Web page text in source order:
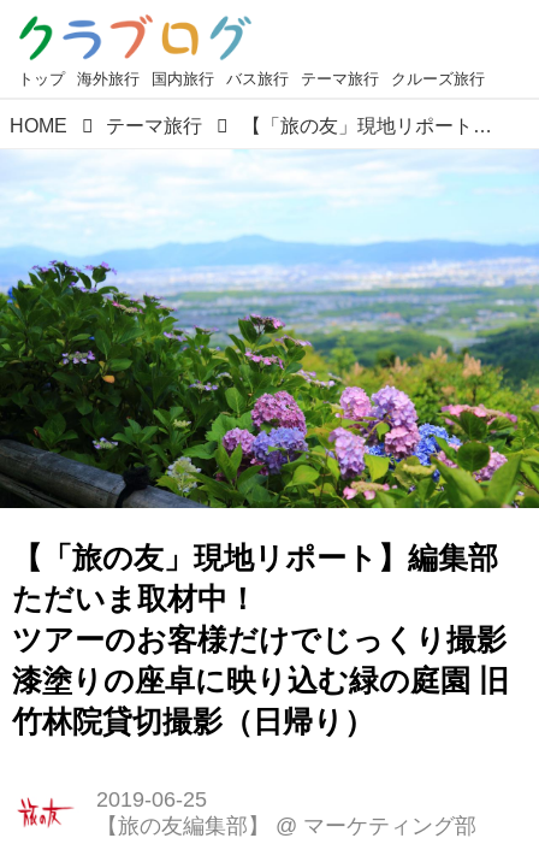
トップ 海外旅行 国内旅行 バス旅行 テーマ旅行 クルーズ旅行
HOME テーマ旅行 【「旅の友」現地リポート】編集部ただいま取材中！ ツアーのお客様だけでじっくり撮影 漆塗りの座卓に映り込む緑の庭園 旧竹林院貸切撮影（日帰り）
【「旅の友」現地リポート】編集部
ただいま取材中！
ツアーのお客様だけでじっくり撮影
漆塗りの座卓に映り込む緑の庭園 旧
竹林院貸切撮影（日帰り）
2019-06-25
【旅の友編集部】
@ マーケティング部